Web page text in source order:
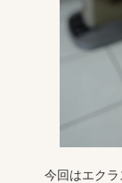
今回はエクラ